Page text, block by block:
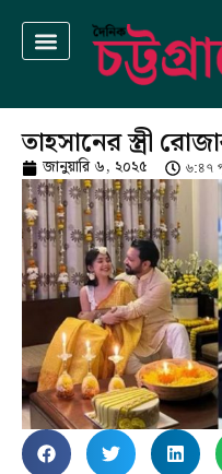
তাহসানের স্ত্রী
জানুয়ারি ৬, ২০২৫ ৬:৪৭